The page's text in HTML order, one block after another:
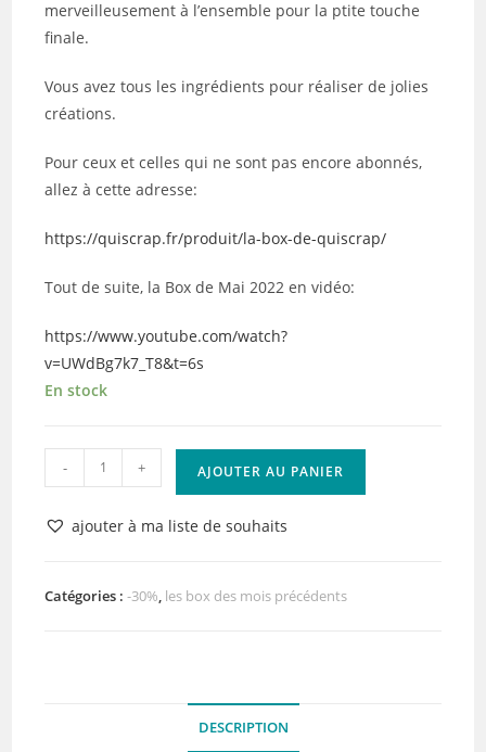
merveilleusement à l’ensemble pour la ptite touche
finale.
Vous avez tous les ingrédients pour réaliser de jolies
créations.
Pour ceux et celles qui ne sont pas encore abonnés,
allez à cette adresse:
https://quiscrap.fr/produit/la-box-de-quiscrap/
Tout de suite, la Box de Mai 2022 en vidéo:
https://www.youtube.com/watch?
v=UWdBg7k7_T8&t=6s
En stock
quantité
de
La
Mai
- + AJOUTER AU PANIER
ajouter à ma liste de souhaits
Catégories :-30% les box des mois précédents
DESCRIPTION